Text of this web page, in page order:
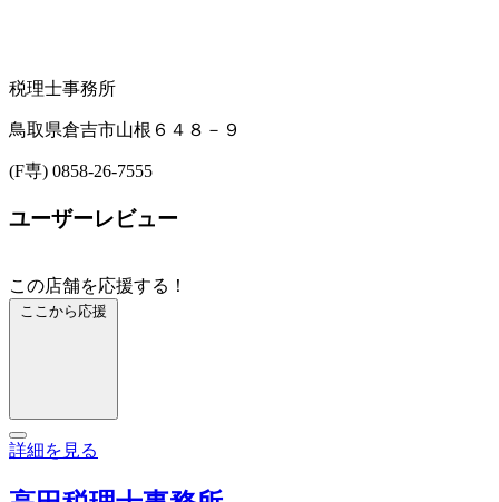
税理士事務所
鳥取県倉吉市山根６４８－９
(F専) 0858-26-7555
ユーザーレビュー
この店舗を応援する！
ここから応援
詳細を見る